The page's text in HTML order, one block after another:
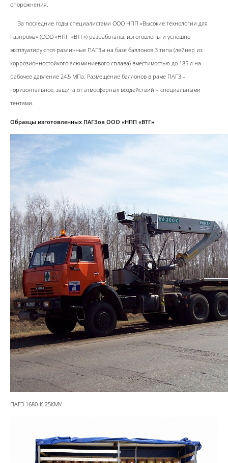
опорожнения.
За последние годы специалистами ООО НПП «Высокие технологии для
Газпрома» (ООО «НПП «ВТГ») разработаны, изготовлены и успешно
эксплуатируются различные ПАГЗы на базе баллонов 3 типа (лейнер из
коррозионностойкого алюминиевого сплава) вместимостью до 185 л на
рабочее давление 24,5 МПа. Размещение баллонов в раме ПАГЗ –
горизонтальное, защита от атмосферных воздействий – специальными
тентами.
Образцы изготовленных ПАГЗов ООО «НПП «ВТГ»
ПАГЗ 1680-К-25КМУ